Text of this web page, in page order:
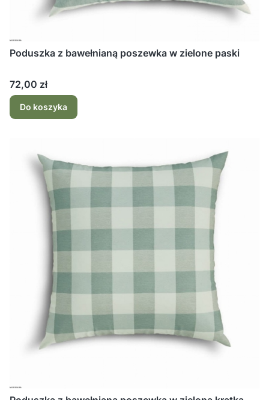
Poduszka z bawełnianą poszewka w zielone paski
Cena
72,00 zł
Do koszyka